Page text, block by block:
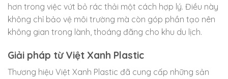
hơn trong việc vứt bỏ rác thải một cách hợp lý. Điều này
không chỉ bảo vệ môi trường mà còn góp phần tạo nên
không gian trong lành, thoáng đãng cho khu du lịch.
Giải pháp từ Việt Xanh Plastic
Thương hiệu Việt Xanh Plastic đã cung cấp những sản